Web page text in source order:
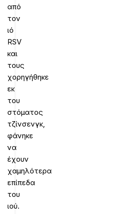
από
τον
ιό
RSV
και
τους
χορηγήθηκε
εκ
του
στόματος
τζίνσενγκ,
φάνηκε
να
έχουν
χαμηλότερα
επίπεδα
του
ιού.